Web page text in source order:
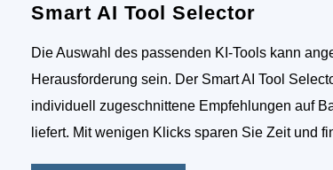
Smart AI Tool Selector
Die Auswahl des passenden KI-Tools kann
Herausforderung sein. Der Smart AI Tool
individuell zugeschnittene Empfehlungen auf
liefert. Mit wenigen Klicks sparen Sie Zeit und